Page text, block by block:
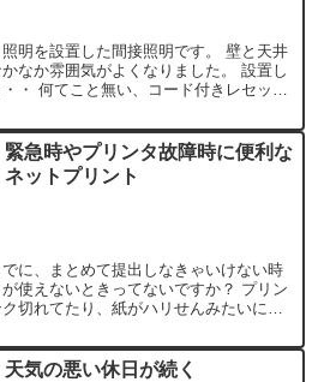
明を設置した間接照明です。 壁と天井
なか雰囲気がよくなりました。 設置し
・ 何てこと無い、コード付きレセップ
緊急時やプリンタ故障時に便利な
ネットプリント
に、まとめて提出しなきゃいけない時
使えないときってないですか？ プリン
切れてたり、紙がハリせんみたいにな
天気の悪い休日が続く